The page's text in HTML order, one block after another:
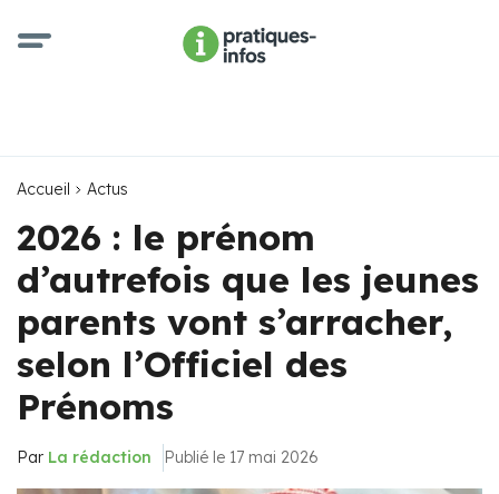
Accueil Actus
2026 : le prénom
d’autrefois que les jeunes
parents vont s’arracher,
selon l’Officiel des
Prénoms
Par La rédaction Publié le 17 mai 2026